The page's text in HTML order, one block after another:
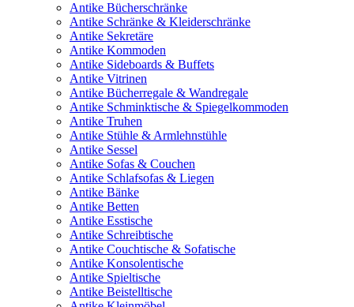
Antike Bücherschränke
Antike Schränke & Kleiderschränke
Antike Sekretäre
Antike Kommoden
Antike Sideboards & Buffets
Antike Vitrinen
Antike Bücherregale & Wandregale
Antike Schminktische & Spiegelkommoden
Antike Truhen
Antike Stühle & Armlehnstühle
Antike Sessel
Antike Sofas & Couchen
Antike Schlafsofas & Liegen
Antike Bänke
Antike Betten
Antike Esstische
Antike Schreibtische
Antike Couchtische & Sofatische
Antike Konsolentische
Antike Spieltische
Antike Beistelltische